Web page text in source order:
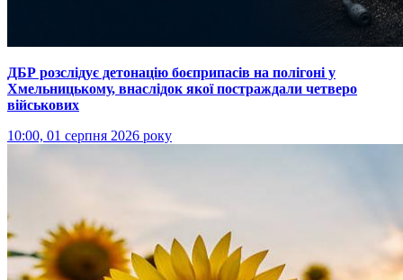
ДБР розслідує детонацію боєприпасів на полігоні у
Хмельницькому, внаслідок якої постраждали четверо
військових
10:00, 01 серпня 2026 року